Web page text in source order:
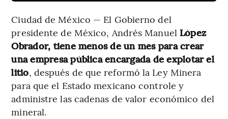
Ciudad de México — El Gobierno del
presidente de México, Andrés Manuel López
Obrador, tiene menos de un mes para crear
una empresa pública encargada de explotar el
litio, después de que reformó la Ley Minera
para que el Estado mexicano controle y
administre las cadenas de valor económico del
mineral.